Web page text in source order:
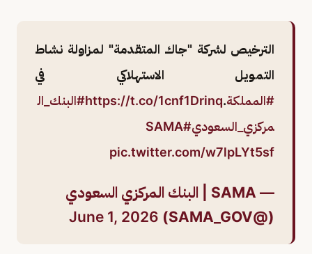
الترخيص لشركة "جاك المتقدمة" لمزاولة نشاط
التمويل الاستهلاكي في
#المملكة.
https://t.co/1cnf1Drinq#البنك_ال
مركزي_السعودي#SAMA
pic.twitter.com/w7lpLYt5sf
— SAMA | البنك المركزي السعودي
(@SAMA_GOV)
June 1, 2026